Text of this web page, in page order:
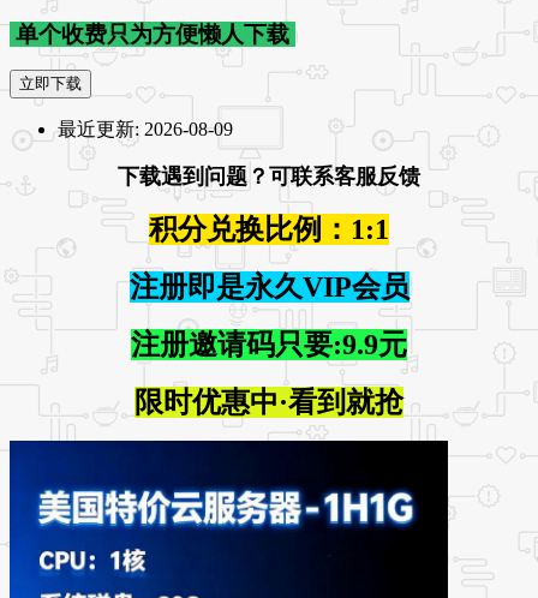
单个收费只为方便懒人下载
立即下载
最近更新: 2026-08-09
下载遇到问题？可联系客服反馈
积分兑换比例：1:1
注册即是永久VIP会员
注册邀请码只要:9.9元
限时优惠中·看到就抢